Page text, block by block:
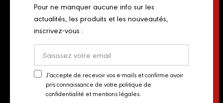
Chiffonnades
Actualités
Pour ne manquer aucune info sur les
actualités, les produits et les nouveautés,
inscrivez-vous :
Newsletter
Consent
J'accepte de recevoir vos e-mails et confirme avoir
pris connaissance de votre politique de
confidentialité et mentions légales.